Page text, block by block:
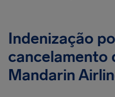
Indenização
cancelamento
Mandarin